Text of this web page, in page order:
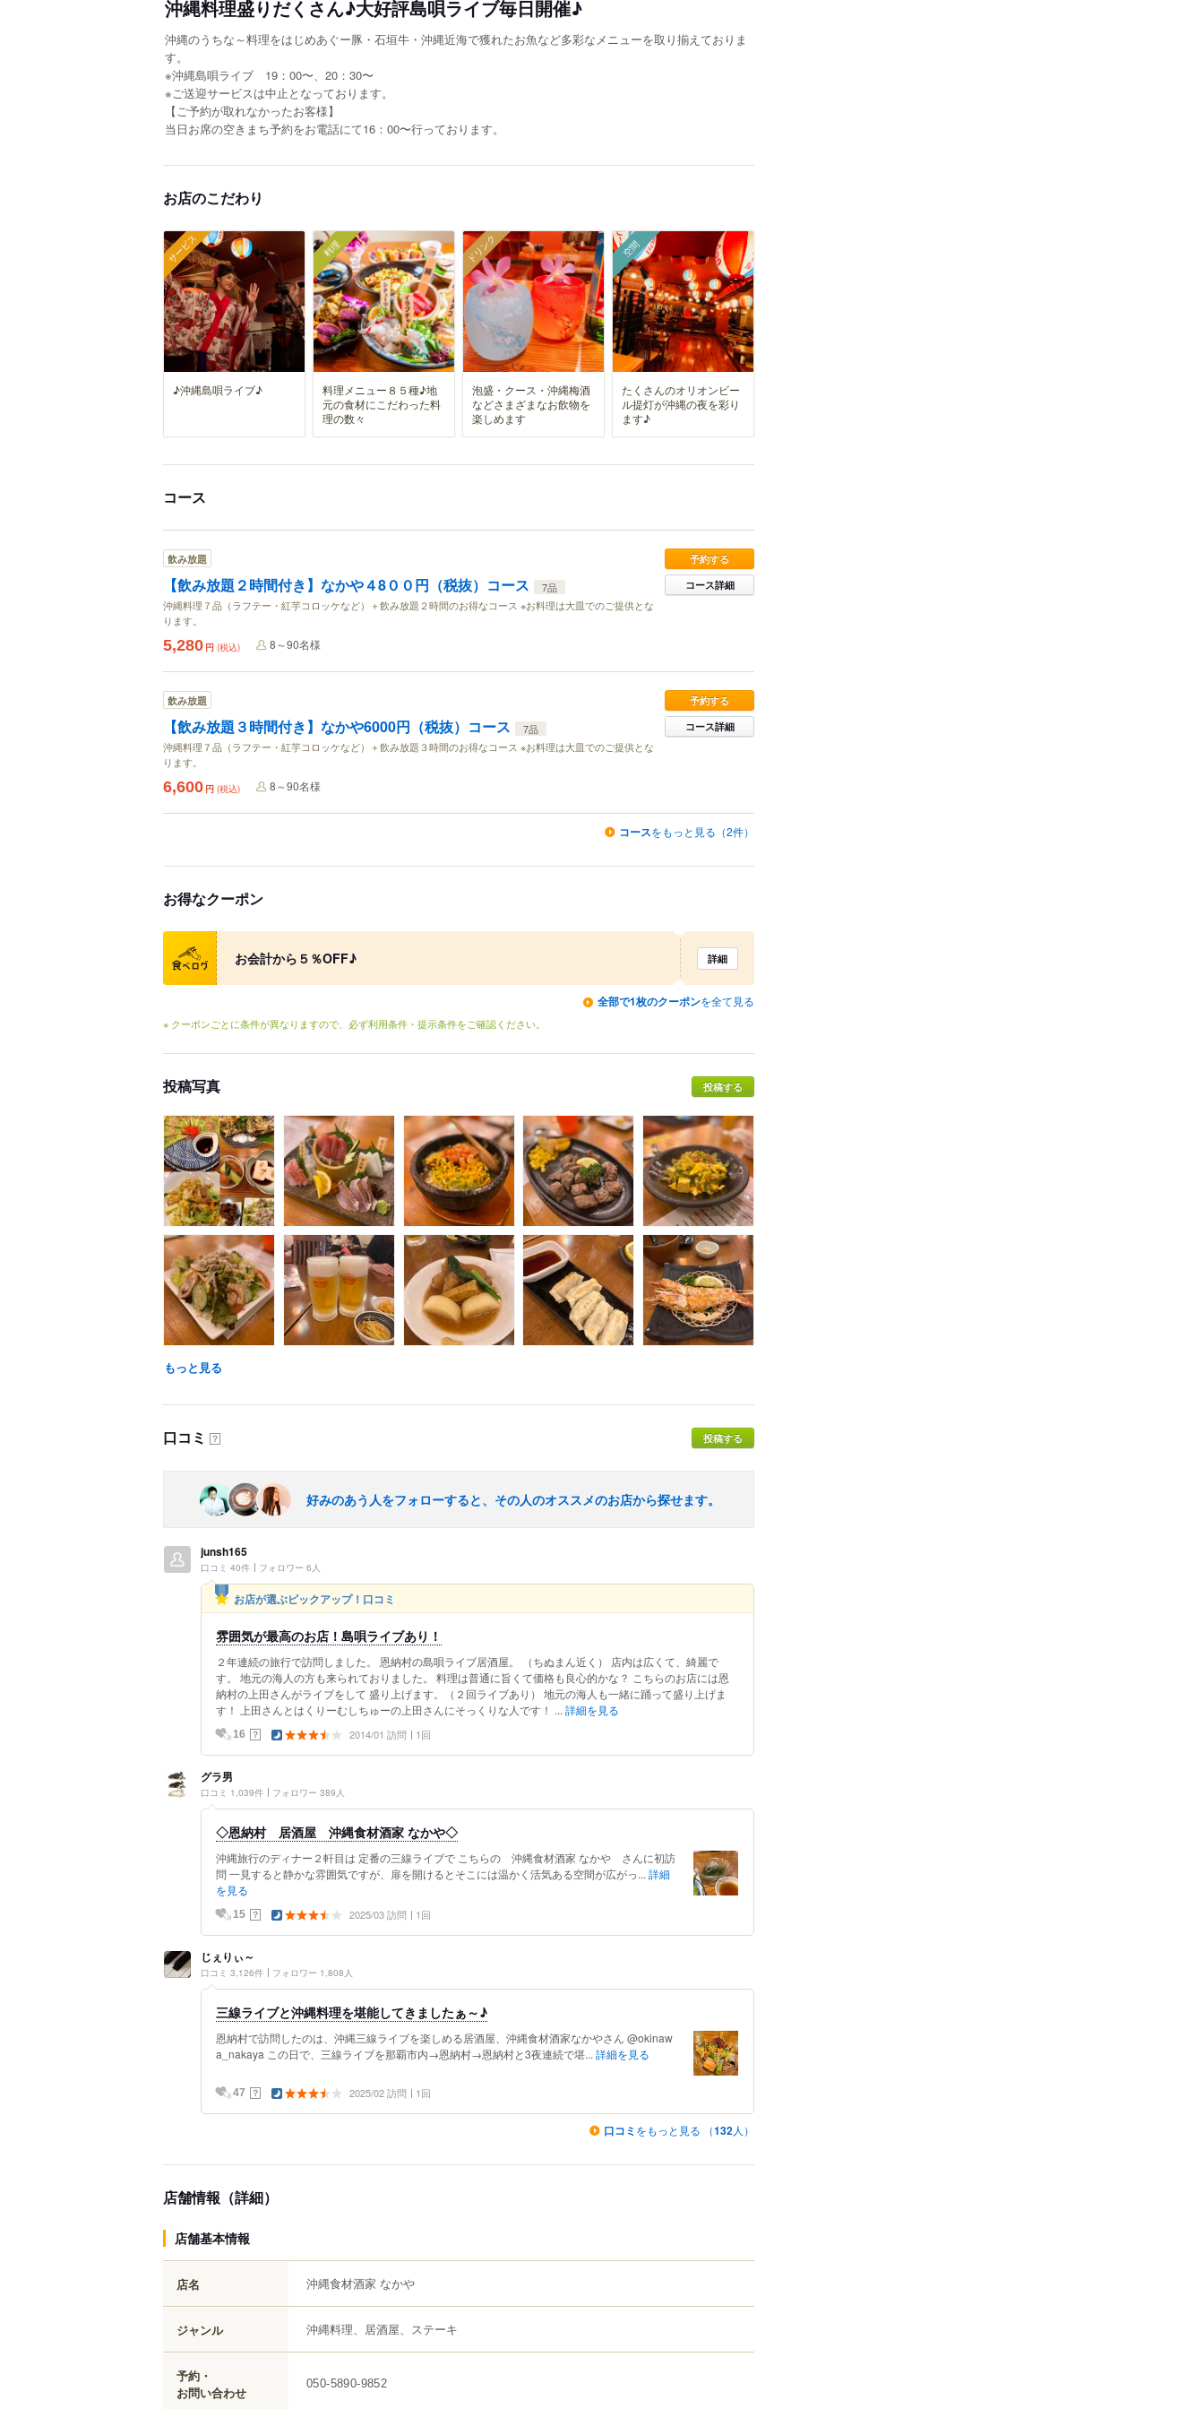
沖縄料理盛りだくさん♪大好評島唄ライブ毎日開催♪
沖縄のうちな～料理をはじめあぐー豚・石垣牛・沖縄近海で獲れたお魚など多彩なメニューを取り揃えておりま
す。
※沖縄島唄ライブ 19：00〜、20：30〜
※ご送迎サービスは中止となっております。
【ご予約が取れなかったお客様】
当日お席の空きまち予約をお電話にて16：00〜行っております。
お店のこだわり
サービス
♪沖縄島唄ライブ♪
料理
料理メニュー８５種♪地
元の食材にこだわった料
理の数々
ドリンク
泡盛・クース・沖縄梅酒
などさまざまなお飲物を
楽しめます
空間
たくさんのオリオンビー
ル提灯が沖縄の夜を彩り
ます♪
コース
飲み放題
【飲み放題２時間付き】なかや４8００円（税抜）コース
7品
沖縄料理７品（ラフテー・紅芋コロッケなど）＋飲み放題２時間のお得なコース ※お料理は大皿でのご提供とな
ります。
予約する
コース詳細
5,280 円 (税込) 8～90名様
飲み放題
【飲み放題３時間付き】なかや6000円（税抜）コース
7品
沖縄料理７品（ラフテー・紅芋コロッケなど）＋飲み放題３時間のお得なコース ※お料理は大皿でのご提供とな
ります。
予約する
コース詳細
6,600 円 (税込) 8～90名様
コースをもっと見る（2件）
お得なクーポン
クーポン
お会計から５％OFF♪ 詳細
全部で1枚のクーポンを全て見る
※ クーポンごとに条件が異なりますので、必ず利用条件・提示条件をご確認ください。
投稿写真 投稿する
もっと見る
口コミ ？ 投稿する
好みのあう人をフォローすると、その人のオススメのお店から探せます。
junsh165
口コミ 40件 フォロワー 6人
お店が選ぶピックアップ！口コミ
雰囲気が最高のお店！島唄ライブあり！
２年連続の旅行で訪問しました。 恩納村の島唄ライブ居酒屋。 （ちぬまん近く） 店内は広くて、綺麗で
す。 地元の海人の方も来られておりました。 料理は普通に旨くて価格も良心的かな？ こちらのお店には恩
納村の上田さんがライブをして 盛り上げます。（２回ライブあり） 地元の海人も一緒に踊って盛り上げま
す！ 上田さんとはくりーむしちゅーの上田さんにそっくりな人です！ ... 詳細を見る
16 ？ 2014/01 訪問 1回
グラ男
口コミ 1,039件 フォロワー 389人
◇恩納村 居酒屋 沖縄食材酒家 なかや◇
沖縄旅行のディナー２軒目は 定番の三線ライブで こちらの 沖縄食材酒家 なかや さんに初訪
問 一見すると静かな雰囲気ですが、扉を開けるとそこには温かく活気ある空間が広がっ... 詳細
を見る
15 ？ 2025/03 訪問 1回
じぇりぃ～
口コミ 3,126件 フォロワー 1,808人
三線ライブと沖縄料理を堪能してきましたぁ～♪
恩納村で訪問したのは、沖縄三線ライブを楽しめる居酒屋、沖縄食材酒家なかやさん @okinaw
a_nakaya この日で、三線ライブを那覇市内→恩納村→恩納村と3夜連続で堪... 詳細を見る
47 ？ 2025/02 訪問 1回
口コミ をもっと見る （132人）
店舗情報（詳細）
店舗基本情報
店名 沖縄食材酒家 なかや
ジャンル 沖縄料理、居酒屋、ステーキ
予約・
お問い合わせ
050-5890-9852